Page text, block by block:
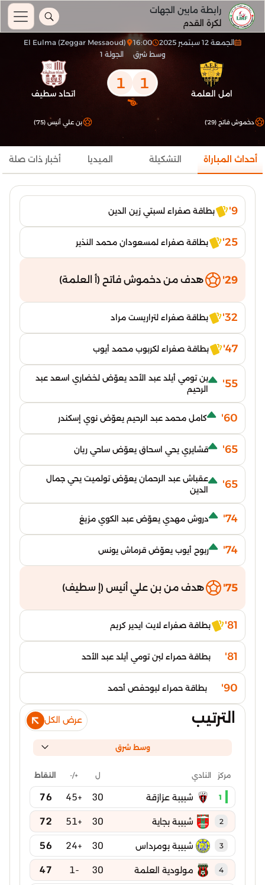
رابطة مابين الجهات
لكرة القدم
الجمعة 12 سبتمبر 2025 16:00
El Eulma (Zeggar Messaoud)
وسط شرق
الجولة 1
امل العلمة 1
1 اتحاد سطيف
دخموش فاتح (29') بن علي أنيس (75')
أحداث المباراة التشكيلة الميديا أخبار ذات صلة
9' بطاقة صفراء لسبتي زين الدين
25' بطاقة صفراء لمسعودان محمد النذير
29' هدف من دخموش فاتح (أ العلمة)
32' بطاقة صفراء لتراريست مراد
47' بطاقة صفراء لكربوب محمد أيوب
55'
بن تومي أيلد عبد الأحد يعوّض لخضاري اسعد عبد
الرحيم
60' كامل محمد عبد الرحيم يعوّض نوي إسكندر
65' قشايري يحي اسحاق يعوّض ساحي ريان
65'
عقباش عبد الرحمان يعوّض تولميت يحي جمال
الدين
74' دروش مهدي يعوّض عبد الكوي مزيغ
74' ربوح أيوب يعوّض قرماش يونس
75' هدف من بن علي أنيس (إ سطيف)
81' بطاقة صفراء لايت ايدير كريم
81' بطاقة حمراء لبن تومي أيلد عبد الأحد
90' بطاقة حمراء لبوحفص أحمد
الترتيب عرض الكل
وسط شرق
مركز النادي ل +/- النقاط
1 شبيبة عزازقة 30
+45
76
2 شبيبة بجاية 30
+51
72
3 شبيبة بومرداس 30
+24
56
4 مولودية العلمة 30
-1
47